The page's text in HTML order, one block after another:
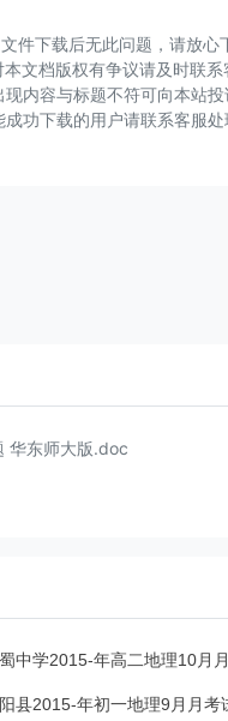
件下载后无此问题，请放心
文档版权有争议请及时联系
内容与标题不符可向本站投
功下载的用户请联系客服处
华东师大版.doc
中学2015-年高二地理10月
县2015-年初一地理9月月考